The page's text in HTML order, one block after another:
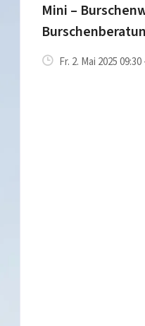
Mini –
Fr. 2. Mai 2025 09:30